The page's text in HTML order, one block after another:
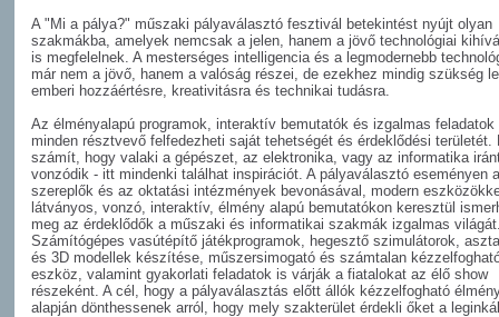
A "Mi a pálya?" műszaki pályaválasztó fesztivál betekintést nyújt olyan
szakmákba, amelyek nemcsak a jelen, hanem a jövő technológiai
is megfelelnek. A mesterséges intelligencia és a legmodernebb
már nem a jövő, hanem a valóság részei, de ezekhez mindig szükség
emberi hozzáértésre, kreativitásra és technikai tudásra.
Az élményalapú programok, interaktív bemutatók és izgalmas feladatok
minden résztvevő felfedezheti saját tehetségét és érdeklődési területét.
számít, hogy valaki a gépészet, az elektronika, vagy az informatika
vonzódik - itt mindenki találhat inspirációt. A pályaválasztó eseményen
szereplők és az oktatási intézmények bevonásával, modern
látványos, vonzó, interaktív, élmény alapú bemutatókon keresztül
meg az érdeklődők a műszaki és informatikai szakmák izgalmas
Számítógépes vasútépítő játékprogramok, hegesztő szimulátorok,
és 3D modellek készítése, műszersimogató és számtalan
eszköz, valamint gyakorlati feladatok is várják a fiatalokat az élő show
részeként. A cél, hogy a pályaválasztás előtt állók kézzelfogható
alapján dönthessenek arról, hogy mely szakterület érdekli őket a